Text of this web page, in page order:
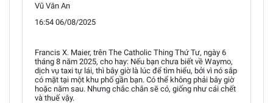
Vũ Văn An
16:54 06/08/2025
Francis X. Maier, trên The Catholic Thing Thứ Tư, ngày 6
tháng 8 năm 2025, cho hay: Nếu bạn chưa biết về Waymo,
dịch vụ taxi tự lái, thì bây giờ là lúc để tìm hiểu, bởi vì nó sắp
có mặt tại một khu phố gần bạn. Có thể không phải bây giờ
hoặc năm sau. Nhưng chắc chắn sẽ có, giống như cái chết
và thuế vậy.